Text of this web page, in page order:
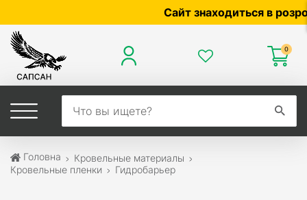
Сайт знаходиться в
0
Головна
Кровельные материалы
Кровельные пленки
Гидробарьер